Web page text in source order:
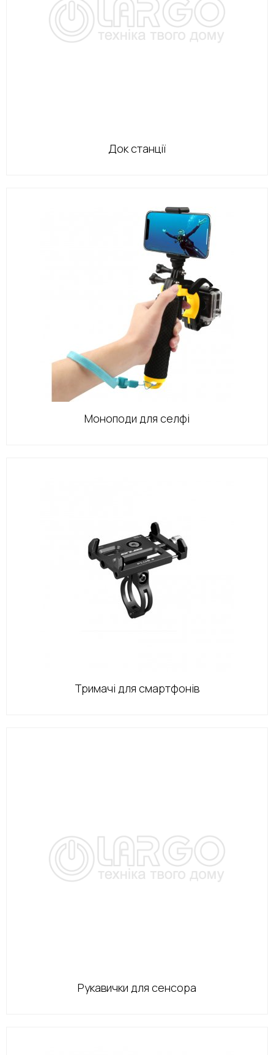
Док станції
Моноподи для селфі
Тримачі для смартфонів
Рукавички для сенсора